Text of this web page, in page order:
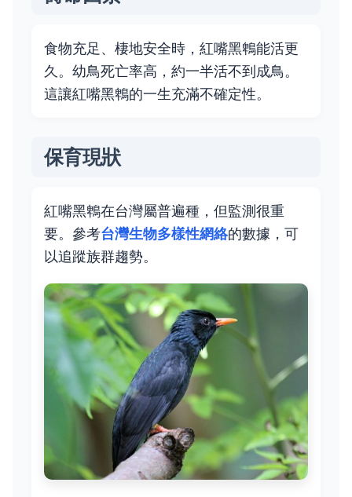
食物充足、棲地安全時，紅嘴黑鵯能活更
久。幼鳥死亡率高，約一半活不到成鳥。
這讓紅嘴黑鵯的一生充滿不確定性。
保育現狀
紅嘴黑鵯在台灣屬普遍種，但監測很重
要。參考台灣生物多樣性網絡的數據，可
以追蹤族群趨勢。